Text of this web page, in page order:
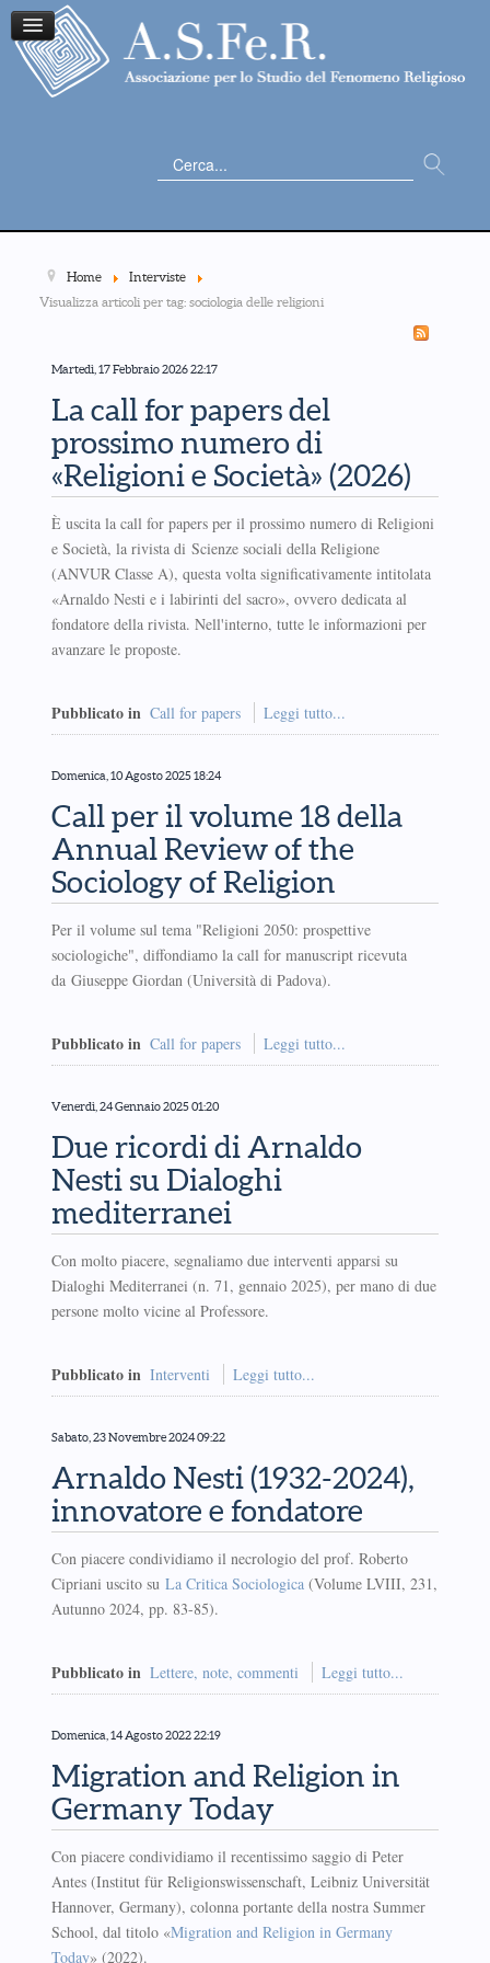
Cerca...
Home
Interviste
Visualizza articoli per tag: sociologia delle religioni
Martedì, 17 Febbraio 2026 22:17
La call for papers del
prossimo numero di
«Religioni e Società» (2026)
È uscita la call for papers per il prossimo numero di Religioni
e Società, la rivista di Scienze sociali della Religione
(ANVUR Classe A), questa volta significativamente intitolata
«Arnaldo Nesti e i labirinti del sacro», ovvero dedicata al
fondatore della rivista. Nell'interno, tutte le informazioni per
avanzare le proposte.
Pubblicato in Call for papers Leggi tutto...
Domenica, 10 Agosto 2025 18:24
Call per il volume 18 della
Annual Review of the
Sociology of Religion
Per il volume sul tema "Religioni 2050: prospettive
sociologiche", diffondiamo la call for manuscript ricevuta
da Giuseppe Giordan (Università di Padova).
Pubblicato in Call for papers Leggi tutto...
Venerdì, 24 Gennaio 2025 01:20
Due ricordi di Arnaldo
Nesti su Dialoghi
mediterranei
Con molto piacere, segnaliamo due interventi apparsi su
Dialoghi Mediterranei (n. 71, gennaio 2025), per mano di due
persone molto vicine al Professore.
Pubblicato in Interventi Leggi tutto...
Sabato, 23 Novembre 2024 09:22
Arnaldo Nesti (1932-2024),
innovatore e fondatore
Con piacere condividiamo il necrologio del prof. Roberto
Cipriani uscito su La Critica Sociologica(Volume LVIII, 231,
Autunno 2024, pp. 83-85).
Pubblicato in Lettere, note, commenti Leggi tutto...
Domenica, 14 Agosto 2022 22:19
Migration and Religion in
Germany Today
Con piacere condividiamo il recentissimo saggio di Peter
Antes (Institut für Religionswissenschaft, Leibniz Universität
Hannover, Germany), colonna portante della nostra Summer
School, dal titolo «Migration and Religion in Germany
Today» (2022).